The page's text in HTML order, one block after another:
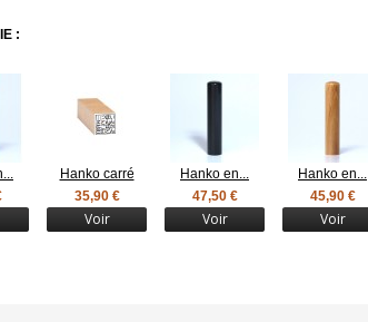
:
Hanko carré
35,90 €
Voir
Hanko en...
47,50 €
Voir
Hanko en...
45,90 €
Voir